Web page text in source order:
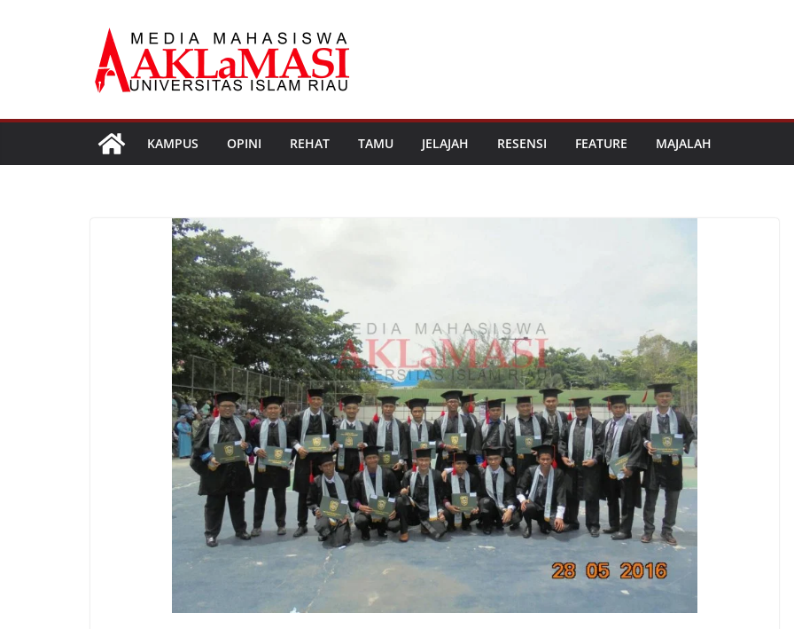
KAMPUS OPINI REHAT TAMU JELAJAH RESENSI FEATURE MAJALAH